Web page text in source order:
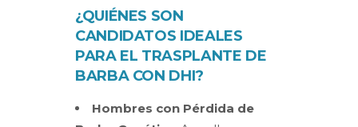
¿QUIÉNES SON
CANDIDATOS IDEALES
PARA EL TRASPLANTE DE
BARBA CON DHI?
Hombres con Pérdida de